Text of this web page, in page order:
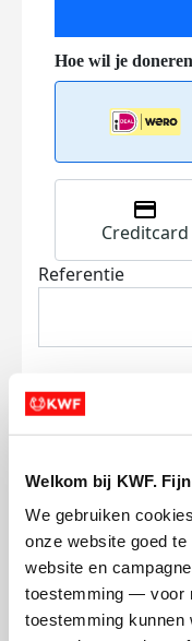
Welkom bij KWF.
We gebruiken
onze website goed
website en
toestemming — voor
toestemming kunnen
Creditcard
Referentie
Ik wil
en betaal €0.75